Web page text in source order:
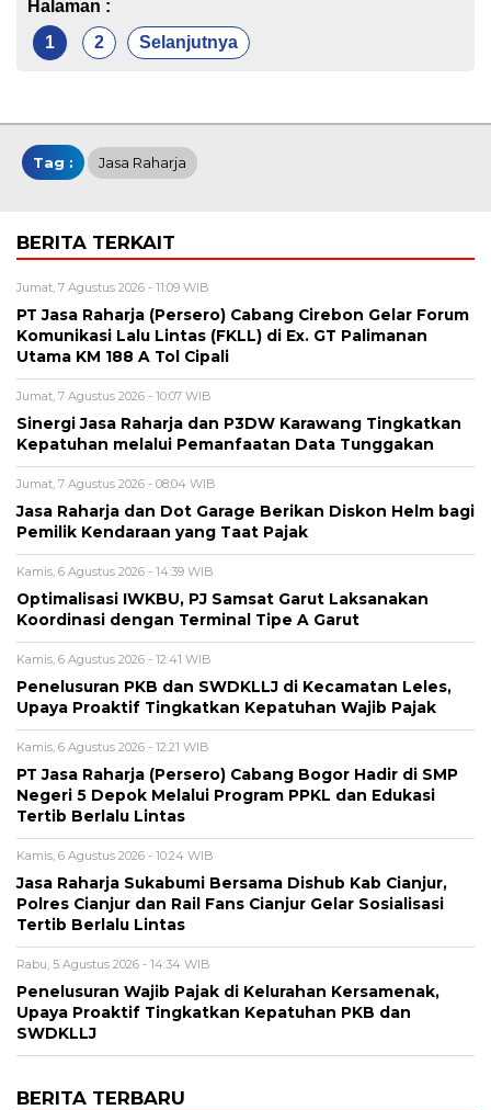
Halaman :
1
2 Selanjutnya
Tag : Jasa Raharja
BERITA TERKAIT
Jumat, 7 Agustus 2026 - 11:09 WIB
PT Jasa Raharja (Persero) Cabang Cirebon Gelar Forum
Komunikasi Lalu Lintas (FKLL) di Ex. GT Palimanan
Utama KM 188 A Tol Cipali
Jumat, 7 Agustus 2026 - 10:07 WIB
Sinergi Jasa Raharja dan P3DW Karawang Tingkatkan
Kepatuhan melalui Pemanfaatan Data Tunggakan
Jumat, 7 Agustus 2026 - 08:04 WIB
Jasa Raharja dan Dot Garage Berikan Diskon Helm bagi
Pemilik Kendaraan yang Taat Pajak
Kamis, 6 Agustus 2026 - 14:39 WIB
Optimalisasi IWKBU, PJ Samsat Garut Laksanakan
Koordinasi dengan Terminal Tipe A Garut
Kamis, 6 Agustus 2026 - 12:41 WIB
Penelusuran PKB dan SWDKLLJ di Kecamatan Leles,
Upaya Proaktif Tingkatkan Kepatuhan Wajib Pajak
Kamis, 6 Agustus 2026 - 12:21 WIB
PT Jasa Raharja (Persero) Cabang Bogor Hadir di SMP
Negeri 5 Depok Melalui Program PPKL dan Edukasi
Tertib Berlalu Lintas
Kamis, 6 Agustus 2026 - 10:24 WIB
Jasa Raharja Sukabumi Bersama Dishub Kab Cianjur,
Polres Cianjur dan Rail Fans Cianjur Gelar Sosialisasi
Tertib Berlalu Lintas
Rabu, 5 Agustus 2026 - 14:34 WIB
Penelusuran Wajib Pajak di Kelurahan Kersamenak,
Upaya Proaktif Tingkatkan Kepatuhan PKB dan
SWDKLLJ
BERITA TERBARU